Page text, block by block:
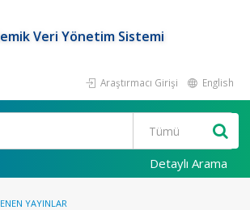
Veri Yönetim Sistemi
Araştırmacı Girişi English
Detaylı Arama
YAYINLAR